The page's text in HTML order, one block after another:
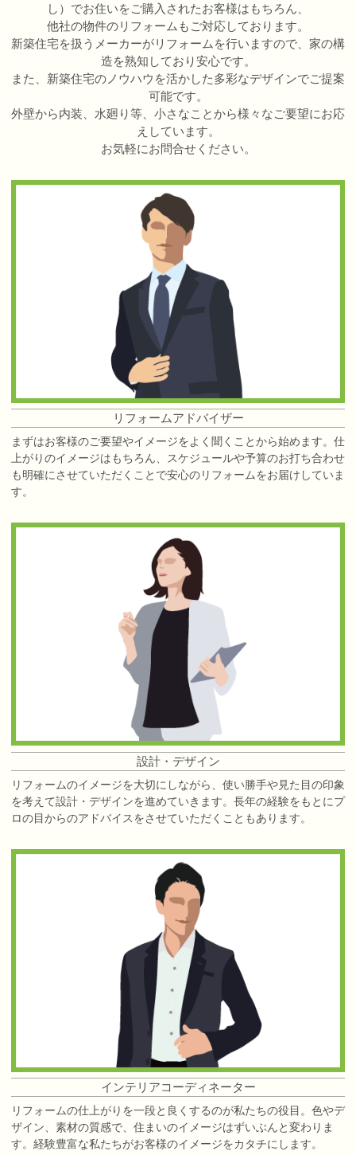
し）でお住いをご購入されたお客様はもちろん、
他社の物件のリフォームもご対応しております。
新築住宅を扱うメーカーがリフォームを行いますので、家の構
造を熟知しており安心です。
また、新築住宅のノウハウを活かした多彩なデザインでご提案
可能です。
外壁から内装、水廻り等、小さなことから様々なご要望にお応
えしています。
お気軽にお問合せください。
リフォームアドバイザー
まずはお客様のご要望やイメージをよく聞くことから始めます。仕
上がりのイメージはもちろん、スケジュールや予算のお打ち合わせ
も明確にさせていただくことで安心のリフォームをお届けしていま
す。
設計・デザイン
リフォームのイメージを大切にしながら、使い勝手や見た目の印象
を考えて設計・デザインを進めていきます。長年の経験をもとにプ
ロの目からのアドバイスをさせていただくこともあります。
インテリアコーディネーター
リフォームの仕上がりを一段と良くするのが私たちの役目。色やデ
ザイン、素材の質感で、住まいのイメージはずいぶんと変わりま
す。経験豊富な私たちがお客様のイメージをカタチにします。